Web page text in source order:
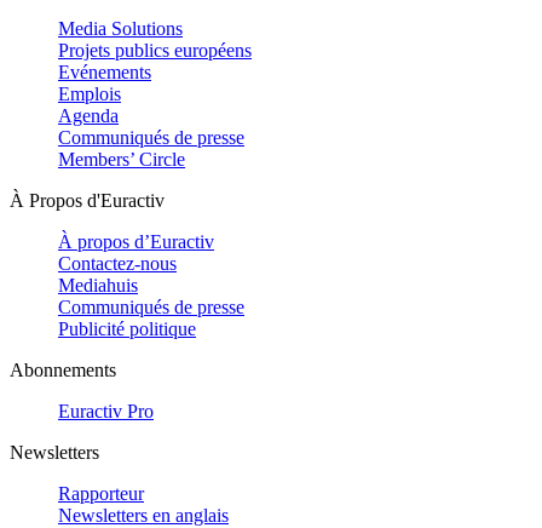
Media Solutions
Projets publics européens
Evénements
Emplois
Agenda
Communiqués de presse
Members’ Circle
À Propos d'Euractiv
À propos d’Euractiv
Contactez-nous
Mediahuis
Communiqués de presse
Publicité politique
Abonnements
Euractiv Pro
Newsletters
Rapporteur
Newsletters en anglais